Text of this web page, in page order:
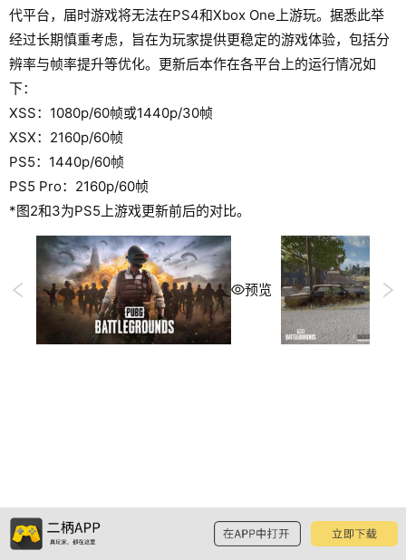
代平台，届时游戏将无法在PS4和Xbox One上游玩。据悉此举
经过长期慎重考虑，旨在为玩家提供更稳定的游戏体验，包括分
辨率与帧率提升等优化。更新后本作在各平台上的运行情况如
下：
XSS：1080p/60帧或1440p/30帧
XSX：2160p/60帧
PS5：1440p/60帧
PS5 Pro：2160p/60帧
*图2和3为PS5上游戏更新前后的对比。
预览